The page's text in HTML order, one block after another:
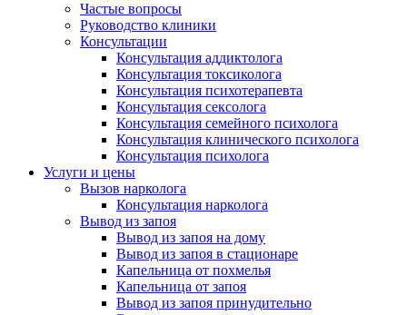
Частые вопросы
Руководство клиники
Консультации
Консультация аддиктолога
Консультация токсиколога
Консультация психотерапевта
Консультация сексолога
Консультация семейного психолога
Консультация клинического психолога
Консультация психолога
Услуги и цены
Вызов нарколога
Консультация нарколога
Вывод из запоя
Вывод из запоя на дому
Вывод из запоя в стационаре
Капельница от похмелья
Капельница от запоя
Вывод из запоя принудительно